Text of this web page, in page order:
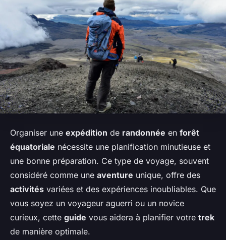
Organiser une expédition de randonnée en forêt
équatoriale nécessite une planification minutieuse et
une bonne préparation. Ce type de voyage, souvent
considéré comme une aventure unique, offre des
activités variées et des expériences inoubliables. Que
vous soyez un voyageur aguerri ou un novice
curieux, cette guide vous aidera à planifier votre trek
de manière optimale.